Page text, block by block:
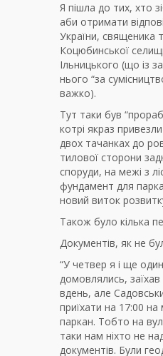
Я пішла до тих, хто
аби отримати
України, священика
Коцюбинської
Ільницького (що із
нього “за
важко).
Тут таки був
котрі якраз
двох тачанках до
тилової сторони
споруди, на межі з
фундамент для
новий виток
Також було кілька
Документів, як не
“У четвер я і ще
домовлялись,
вдень, але
приїхати на 17:00
паркан. Тобто на
таки нам ніхто не
документів. Були